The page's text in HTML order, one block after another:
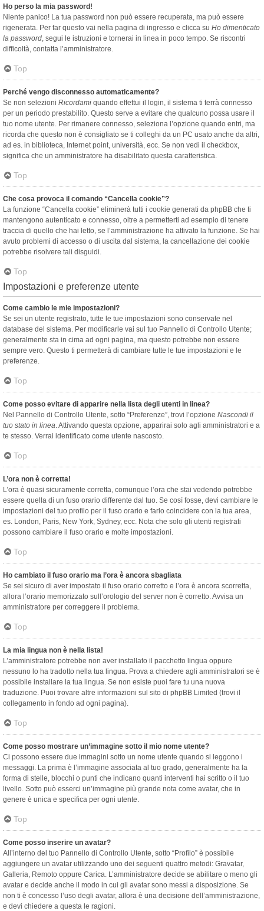
Ho perso la mia password!
Niente panico! La tua password non può essere recuperata, ma può essere
rigenerata. Per far questo vai nella pagina di ingresso e clicca su Ho dimenticato
la password, segui le istruzioni e tornerai in linea in poco tempo. Se riscontri
difficoltà, contatta l’amministratore.
Top
Perché vengo disconnesso automaticamente?
Se non selezioni Ricordami quando effettui il login, il sistema ti terrà connesso
per un periodo prestabilito. Questo serve a evitare che qualcuno possa usare il
tuo nome utente. Per rimanere connesso, seleziona l’opzione quando entri, ma
ricorda che questo non è consigliato se ti colleghi da un PC usato anche da altri,
ad es. in biblioteca, Internet point, università, ecc. Se non vedi il checkbox,
significa che un amministratore ha disabilitato questa caratteristica.
Top
Che cosa provoca il comando “Cancella cookie”?
La funzione “Cancella cookie” eliminerà tutti i cookie generati da phpBB che ti
mantengono autenticato e connesso, oltre a permetterti ad esempio di tenere
traccia di quello che hai letto, se l’amministrazione ha attivato la funzione. Se hai
avuto problemi di accesso o di uscita dal sistema, la cancellazione dei cookie
potrebbe risolvere tali disguidi.
Top
Impostazioni e preferenze utente
Come cambio le mie impostazioni?
Se sei un utente registrato, tutte le tue impostazioni sono conservate nel
database del sistema. Per modificarle vai sul tuo Pannello di Controllo Utente;
generalmente sta in cima ad ogni pagina, ma questo potrebbe non essere
sempre vero. Questo ti permetterà di cambiare tutte le tue impostazioni e le
preferenze.
Top
Come posso evitare di apparire nella lista degli utenti in linea?
Nel Pannello di Controllo Utente, sotto “Preferenze”, trovi l’opzione Nascondi il
tuo stato in linea. Attivando questa opzione, apparirai solo agli amministratori e a
te stesso. Verrai identificato come utente nascosto.
Top
L’ora non è corretta!
L’ora è quasi sicuramente corretta, comunque l’ora che stai vedendo potrebbe
essere quella di un fuso orario differente dal tuo. Se così fosse, devi cambiare le
impostazioni del tuo profilo per il fuso orario e farlo coincidere con la tua area,
es. London, Paris, New York, Sydney, ecc. Nota che solo gli utenti registrati
possono cambiare il fuso orario e molte impostazioni.
Top
Ho cambiato il fuso orario ma l’ora è ancora sbagliata
Se sei sicuro di aver impostato il fuso orario corretto e l’ora è ancora scorretta,
allora l’orario memorizzato sull’orologio del server non è corretto. Avvisa un
amministratore per correggere il problema.
Top
La mia lingua non è nella lista!
L’amministratore potrebbe non aver installato il pacchetto lingua oppure
nessuno lo ha tradotto nella tua lingua. Prova a chiedere agli amministratori se è
possibile installare la tua lingua. Se non esiste puoi fare tu una nuova
traduzione. Puoi trovare altre informazioni sul sito di phpBB Limited (trovi il
collegamento in fondo ad ogni pagina).
Top
Come posso mostrare un’immagine sotto il mio nome utente?
Ci possono essere due immagini sotto un nome utente quando si leggono i
messaggi. La prima è l’immagine associata al tuo grado, generalmente ha la
forma di stelle, blocchi o punti che indicano quanti interventi hai scritto o il tuo
livello. Sotto può esserci un’immagine più grande nota come avatar, che in
genere è unica e specifica per ogni utente.
Top
Come posso inserire un avatar?
All’interno del tuo Pannello di Controllo Utente, sotto “Profilo” è possibile
aggiungere un avatar utilizzando uno dei seguenti quattro metodi: Gravatar,
Galleria, Remoto oppure Carica. L’amministratore decide se abilitare o meno gli
avatar e decide anche il modo in cui gli avatar sono messi a disposizione. Se
non ti è concesso l’uso degli avatar, allora è una decisione dell’amministrazione,
e devi chiedere a questa le ragioni.